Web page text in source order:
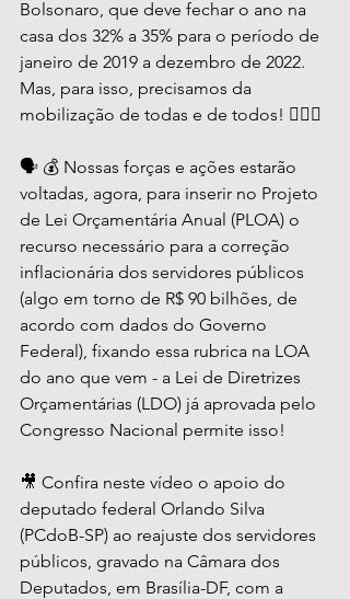
Bolsonaro, que deve fechar o ano na
casa dos 32% a 35% para o período de
janeiro de 2019 a dezembro de 2022.
Mas, para isso, precisamos da
mobilização de todas e de todos! ✊🏽📢
🗣️ 💰 Nossas forças e ações estarão
voltadas, agora, para inserir no Projeto
de Lei Orçamentária Anual (PLOA) o
recurso necessário para a correção
inflacionária dos servidores públicos
(algo em torno de R$ 90 bilhões, de
acordo com dados do Governo
Federal), fixando essa rubrica na LOA
do ano que vem - a Lei de Diretrizes
Orçamentárias (LDO) já aprovada pelo
Congresso Nacional permite isso!
🎥 Confira neste vídeo o apoio do
deputado federal Orlando Silva
(PCdoB-SP) ao reajuste dos servidores
públicos, gravado na Câmara dos
Deputados, em Brasília-DF, com a